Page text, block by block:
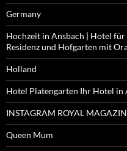
Germany
Hochzeit in Ansbach | Hotel
Residenz und Hofgarten mit
Holland
Hotel Platengarten Ihr Hotel in
INSTAGRAM ROYAL MAGAZIN
Queen Mum